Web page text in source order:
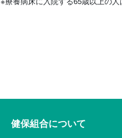
健保組合について